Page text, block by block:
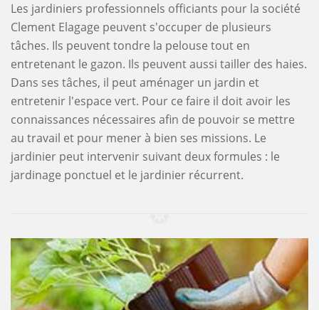
Les jardiniers professionnels officiants pour la société
Clement Elagage peuvent s'occuper de plusieurs
tâches. Ils peuvent tondre la pelouse tout en
entretenant le gazon. Ils peuvent aussi tailler des haies.
Dans ses tâches, il peut aménager un jardin et
entretenir l'espace vert. Pour ce faire il doit avoir les
connaissances nécessaires afin de pouvoir se mettre
au travail et pour mener à bien ses missions. Le
jardinier peut intervenir suivant deux formules : le
jardinage ponctuel et le jardinier récurrent.